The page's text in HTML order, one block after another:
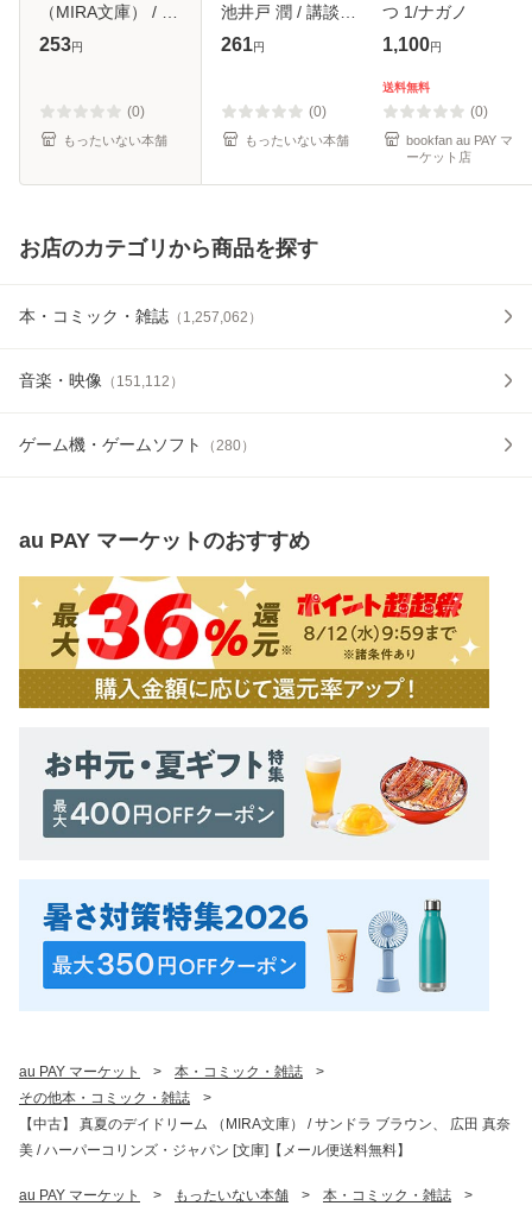
（MIRA文庫） / サ
ンドラ ブラウン、
ャパン [文庫]【メ
ール便送料無料
253円
(0)
もったいない本舗
池井戸 潤 / 講談社
[文庫]【メール便送
261円
(0)
もったいない本舗
つ 1/ナガノ
1,100円
送料無料
(0)
bookfan au PAY マ
ーケット店
お店のカテゴリから商品を探す
本・コミック・雑誌 （ 1,257,062 ）
音楽・映像 （ 151,112 ）
ゲーム機・ゲームソフト （280）
au PAY マーケットのおすすめ
au PAY マーケット > 本・コミック・雑誌
>
その他本・コミック・雑誌
>
【中古】 真夏のデイドリーム （MIRA文庫） / サンドラ ブラウン、 広田 真奈
美 / ハーパーコリンズ・ジャパン [文庫]【メール便送料無料】
au PAY マーケット > もったいない本舗 > 本・コミック・雑誌
>